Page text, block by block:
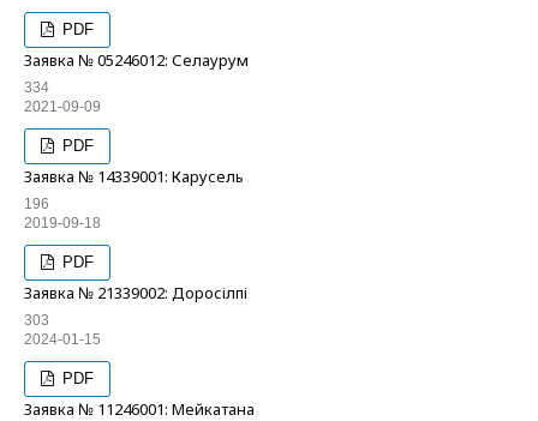
PDF
Заявка № 05246012: Селаурум
334
2021-09-09
PDF
Заявка № 14339001: Карусель
196
2019-09-18
PDF
Заявка № 21339002: Доросілпі
303
2024-01-15
PDF
Заявка № 11246001: Мейкатана